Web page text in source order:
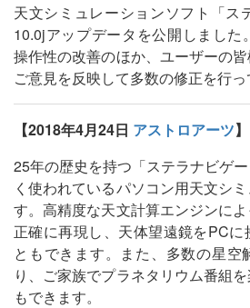
天文シミュレーションソフト「ス
10.0jアップデータを公開しまし
操作性の改善のほか、ユーザーの
ご意見を反映して多数の修正を行っ
【2018年4月24日 アストロアーツ】
25年の歴史を持つ「ステラナビゲ
く使われているパソコン用天文シ
す。高精度な天文計算エンジンに
正確に再現し、天体望遠鏡をPCに
ともできます。また、多数の星空
り、ご家族でプラネタリウム番組
もできます。